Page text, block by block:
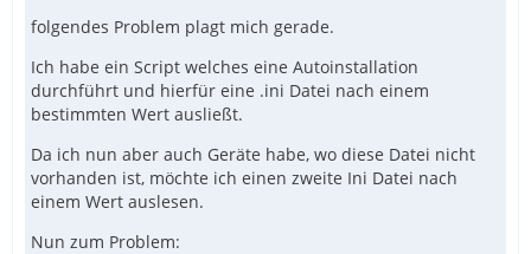
folgendes Problem plagt mich gerade.
Ich habe ein Script welches eine Autoinstallation
durchführt und hierfür eine .ini Datei nach einem
bestimmten Wert ausließt.
Da ich nun aber auch Geräte habe, wo diese Datei nicht
vorhanden ist, möchte ich einen zweite Ini Datei nach
einem Wert auslesen.
Nun zum Problem: